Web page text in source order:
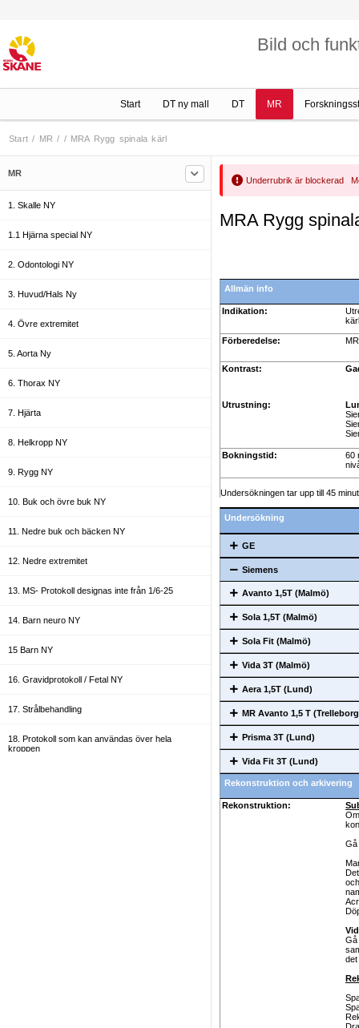
Bild och
Start DT ny mall DT MR
Start / MR / / MRA Rygg spinala kärl
MR
1. Skalle NY
1.1 Hjärna special NY
2. Odontologi NY
3. Huvud/Hals Ny
4. Övre extremitet
5. Aorta Ny
6. Thorax NY
7. Hjärta
8. Helkropp NY
9. Rygg NY
10. Buk och övre buk NY
11. Nedre buk och bäcken NY
12. Nedre extremitet
13. MS- Protokoll designas inte från 1/6-25
14. Barn neuro NY
15 Barn NY
16. Gravidprotokoll / Fetal NY
17. Strålbehandling
18. Protokoll som kan användas över hela
kroppen
Underrubrik är blockerad
MRA Rygg
Allmän info
Indikation:
Förberedelse:
Kontrast:
Utrustning:
Bokningstid:
60
Undersökningen tar upp till 45
Undersökning
GE
Siemens
Avanto 1,5T (Malmö)
Sola 1,5T (Malmö)
Sola Fit (Malmö)
Vida 3T (Malmö)
Aera 1,5T (Lund)
MR Avanto 1,5 T
Prisma 3T (Lund)
Vida Fit 3T (Lund)
Rekonstruktion och arkivering
Rekonstruktion:
Gå
Gå